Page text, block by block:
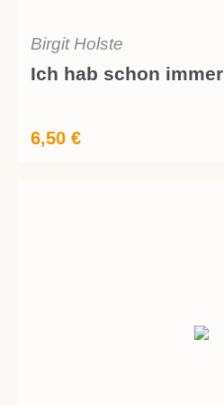
Birgit Holste
Ich hab schon
6,50 €